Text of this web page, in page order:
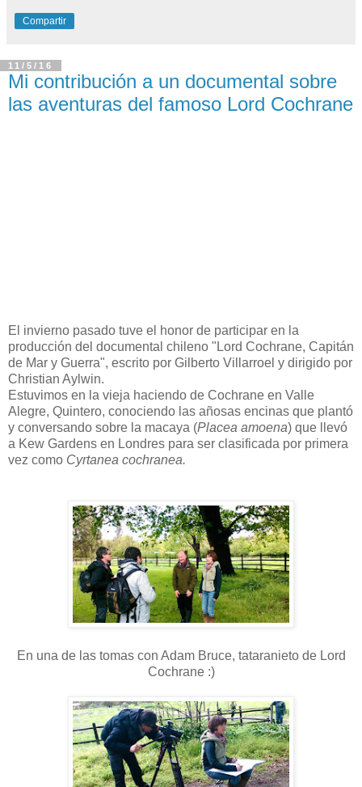
Compartir
11/5/16
Mi contribución a un documental sobre
las aventuras del famoso Lord Cochrane
El invierno pasado tuve el honor de participar en la
producción del documental chileno "Lord Cochrane, Capitán
de Mar y Guerra", escrito por Gilberto Villarroel y dirigido por
Christian Aylwin.
Estuvimos en la vieja haciendo de Cochrane en Valle
Alegre, Quintero, conociendo las añosas encinas que plantó
y conversando sobre la macaya (Placea amoena) que llevó
a Kew Gardens en Londres para ser clasificada por primera
vez como Cyrtanea cochranea.
En una de las tomas con Adam Bruce, tataranieto de Lord
Cochrane :)